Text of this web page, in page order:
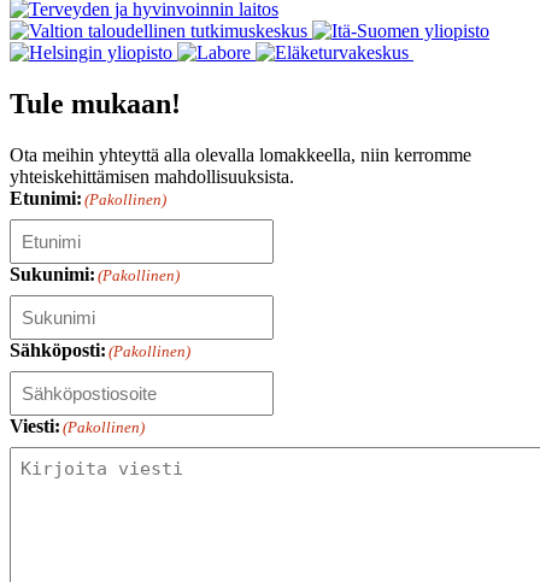
Tule mukaan!
Ota meihin yhteyttä alla olevalla lomakkeella, niin kerromme
yhteiskehittämisen mahdollisuuksista.
Etunimi: (Pakollinen)
Sukunimi: (Pakollinen)
Sähköposti: (Pakollinen)
Viesti: (Pakollinen)